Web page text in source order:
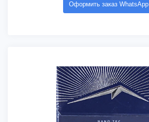
Оформить заказ WhatsApp